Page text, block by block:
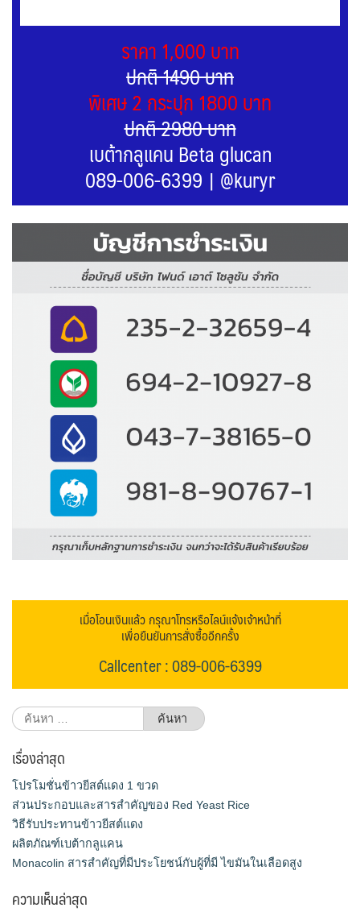
ราคา 1,000 บาท
ปกติ 1490 บาท
พิเศษ 2 กระปุก 1800 บาท
ปกติ 2980 บาท
เบต้ากลูแคน Beta glucan
089-006-6399 | @kuryr
เมื่อโอนเงินแล้ว กรุณาโทรหรือไลน์แจ้งเจ้าหน้าที่
เพื่อยืนยันการสั่งซื้ออีกครั้ง
Callcenter : 089-006-6399
ค้นหา
สำหรับ:
เรื่องล่าสุด
โปรโมชั่นข้าวยีสต์แดง 1 ขวด
ส่วนประกอบและสารสำคัญของ Red Yeast Rice
วิธีรับประทานข้าวยีสต์แดง
ผลิตภัณฑ์เบต้ากลูแคน
Monacolin สารสำคัญที่มีประโยชน์กับผู้ที่มี ไขมันในเลือดสูง
ความเห็นล่าสุด